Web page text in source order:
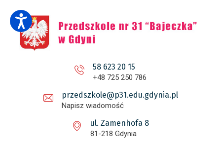
58 623 20 15
+48 725 250 786
przedszkole@p31.edu.gdynia.pl
Napisz wiadomość
ul. Zamenhofa 8
81-218 Gdynia